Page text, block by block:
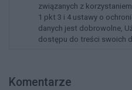
związanych z
1 pkt 3 i 4 ustawy o
danych jest dobrowolne,
dostępu do treści swoich
Komentarze